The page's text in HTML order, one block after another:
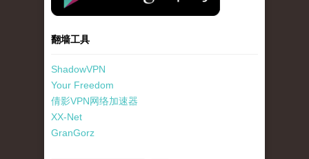
翻墙工具
ShadowVPN
Your Freedom
倩影VPN网络加速器
XX-Net
GranGorz